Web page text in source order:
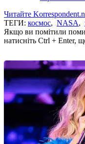
Читайте
ТЕГИ: космос, NASA,
Якщо ви помітили
натисніть Ctrl + Enter,